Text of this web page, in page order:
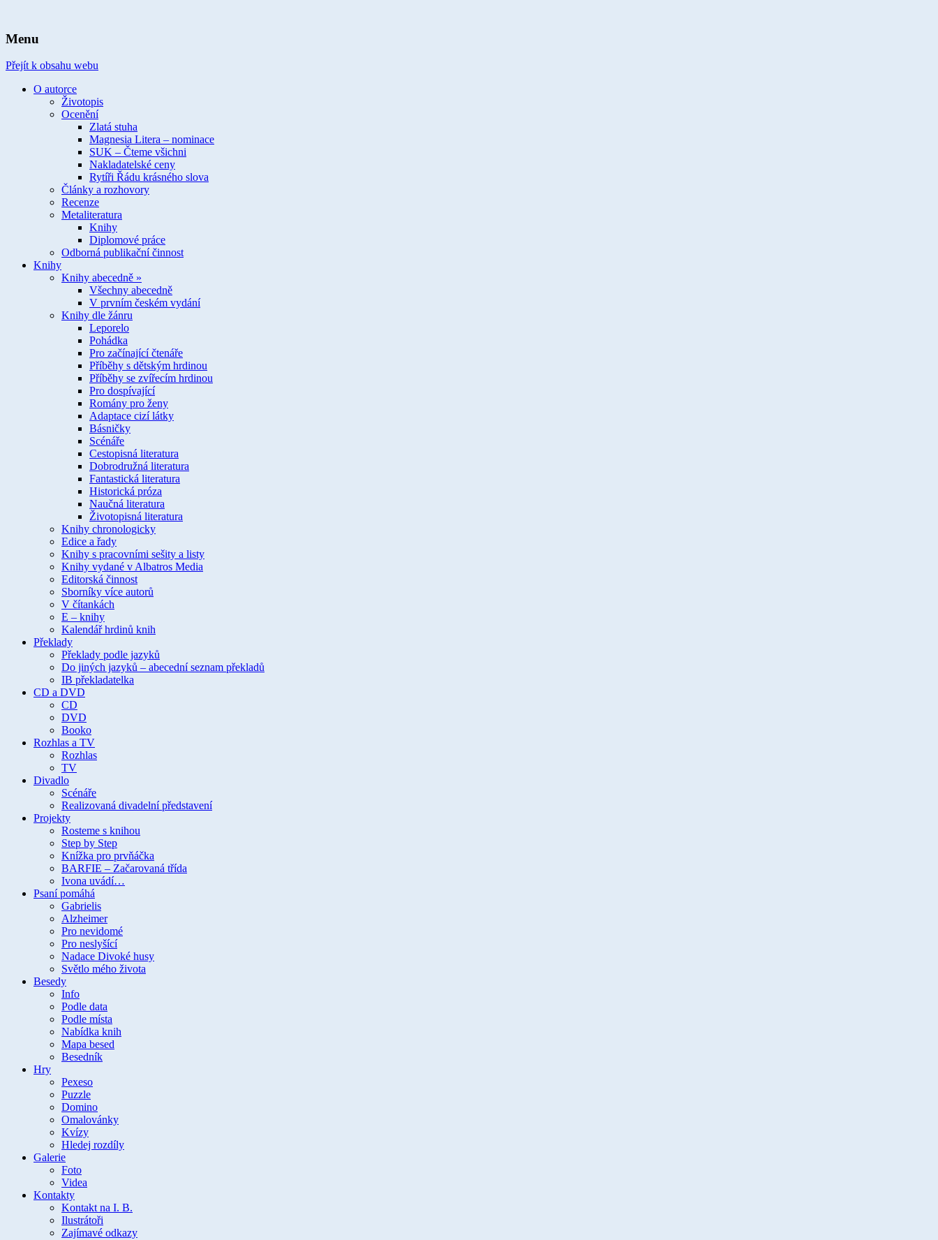
Ivona Březinová
Menu
Přejít k obsahu webu
O autorce
Životopis
Ocenění
Zlatá stuha
Magnesia Litera – nominace
SUK – Čteme všichni
Nakladatelské ceny
Rytíři Řádu krásného slova
Články a rozhovory
Recenze
Metaliteratura
Knihy
Diplomové práce
Odborná publikační činnost
Knihy
Knihy abecedně »
Všechny abecedně
V prvním českém vydání
Knihy dle žánru
Leporelo
Pohádka
Pro začínající čtenáře
Příběhy s dětským hrdinou
Příběhy se zvířecím hrdinou
Pro dospívající
Romány pro ženy
Adaptace cizí látky
Básničky
Scénáře
Cestopisná literatura
Dobrodružná literatura
Fantastická literatura
Historická próza
Naučná literatura
Životopisná literatura
Knihy chronologicky
Edice a řady
Knihy s pracovními sešity a listy
Knihy vydané v Albatros Media
Editorská činnost
Sborníky více autorů
V čítankách
E – knihy
Kalendář hrdinů knih
Překlady
Překlady podle jazyků
Do jiných jazyků – abecední seznam překladů
IB překladatelka
CD a DVD
CD
DVD
Booko
Rozhlas a TV
Rozhlas
TV
Divadlo
Scénáře
Realizovaná divadelní představení
Projekty
Rosteme s knihou
Step by Step
Knížka pro prvňáčka
BARFIE – Začarovaná třída
Ivona uvádí…
Psaní pomáhá
Gabrielis
Alzheimer
Pro nevidomé
Pro neslyšící
Nadace Divoké husy
Světlo mého života
Besedy
Info
Podle data
Podle místa
Nabídka knih
Mapa besed
Besedník
Hry
Pexeso
Puzzle
Domino
Omalovánky
Kvízy
Hledej rozdíly
Galerie
Foto
Videa
Kontakty
Kontakt na I. B.
Ilustrátoři
Zajímavé odkazy